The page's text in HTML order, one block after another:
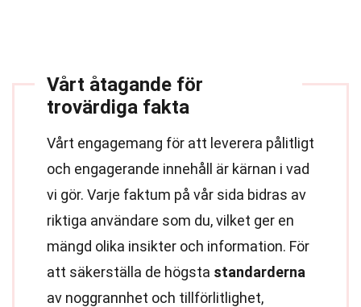
Vårt åtagande för
trovärdiga fakta
Vårt engagemang för att leverera pålitligt
och engagerande innehåll är kärnan i vad
vi gör. Varje faktum på vår sida bidras av
riktiga användare som du, vilket ger en
mängd olika insikter och information. För
att säkerställa de högsta standarderna
av noggrannhet och tillförlitlighet,